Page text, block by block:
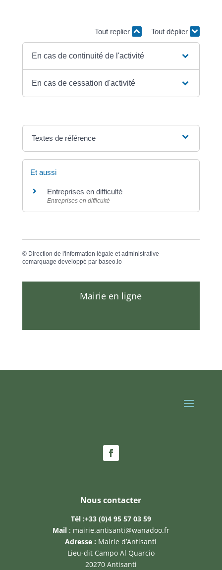
Tout replier
Tout déplier
En cas de continuité de l'activité
En cas de cessation d'activité
Textes de référence
Et aussi
Entreprises en difficulté
Entreprises en difficulté
© Direction de l'information légale et administrative
comarquage developpé par baseo.io
Mairie en ligne
Nous contacter
Tél :+33 (0)4 95 57 03 59
Mail: mairie.antisanti@wanadoo.fr
Adresse : Mairie d’Antisanti
Lieu-dit Campo Al Quarcio
20270 Antisanti